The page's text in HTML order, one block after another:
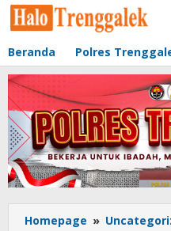
Lewati
ke
Beranda Polres
Homepage »